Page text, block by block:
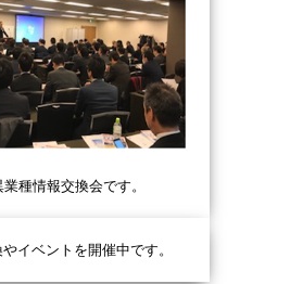
種情報交換会です。
イベントを開催中です。